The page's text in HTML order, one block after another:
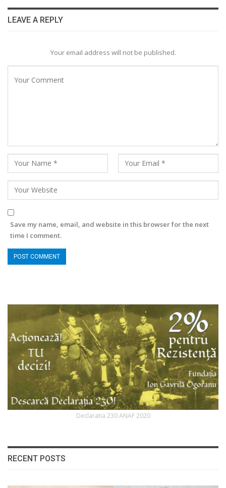
LEAVE A REPLY
Your email address will not be published.
Save my name, email, and website in this browser for the next
time I comment.
Declaratia 230 ANAF 2020
RECENT POSTS